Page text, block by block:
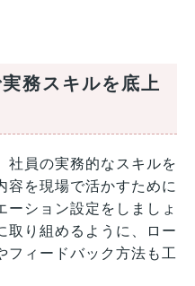
務スキルを底上
社員の実務的なスキルを
容を現場で活かすために
ーション設定をしましょ
取り組めるように、ロー
フィードバック方法も工